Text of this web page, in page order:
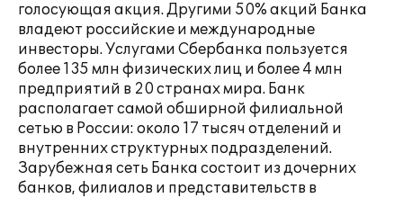
голосующая акция. Другими 50% акций Банка
владеют российские и международные
инвесторы. Услугами Сбербанка пользуется
более 135 млн физических лиц и более 4 млн
предприятий в 20 странах мира. Банк
располагает самой обширной филиальной
сетью в России: около 17 тысяч отделений и
внутренних структурных подразделений.
Зарубежная сеть Банка состоит из дочерних
банков, филиалов и представительств в